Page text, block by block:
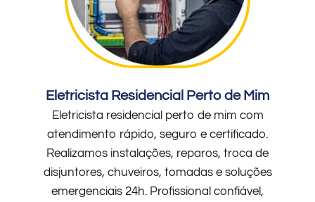
Eletricista Residencial Perto de Mim
Eletricista residencial perto de mim com
atendimento rápido, seguro e certificado.
Realizamos instalações, reparos, troca de
disjuntores, chuveiros, tomadas e soluções
emergenciais 24h. Profissional confiável,